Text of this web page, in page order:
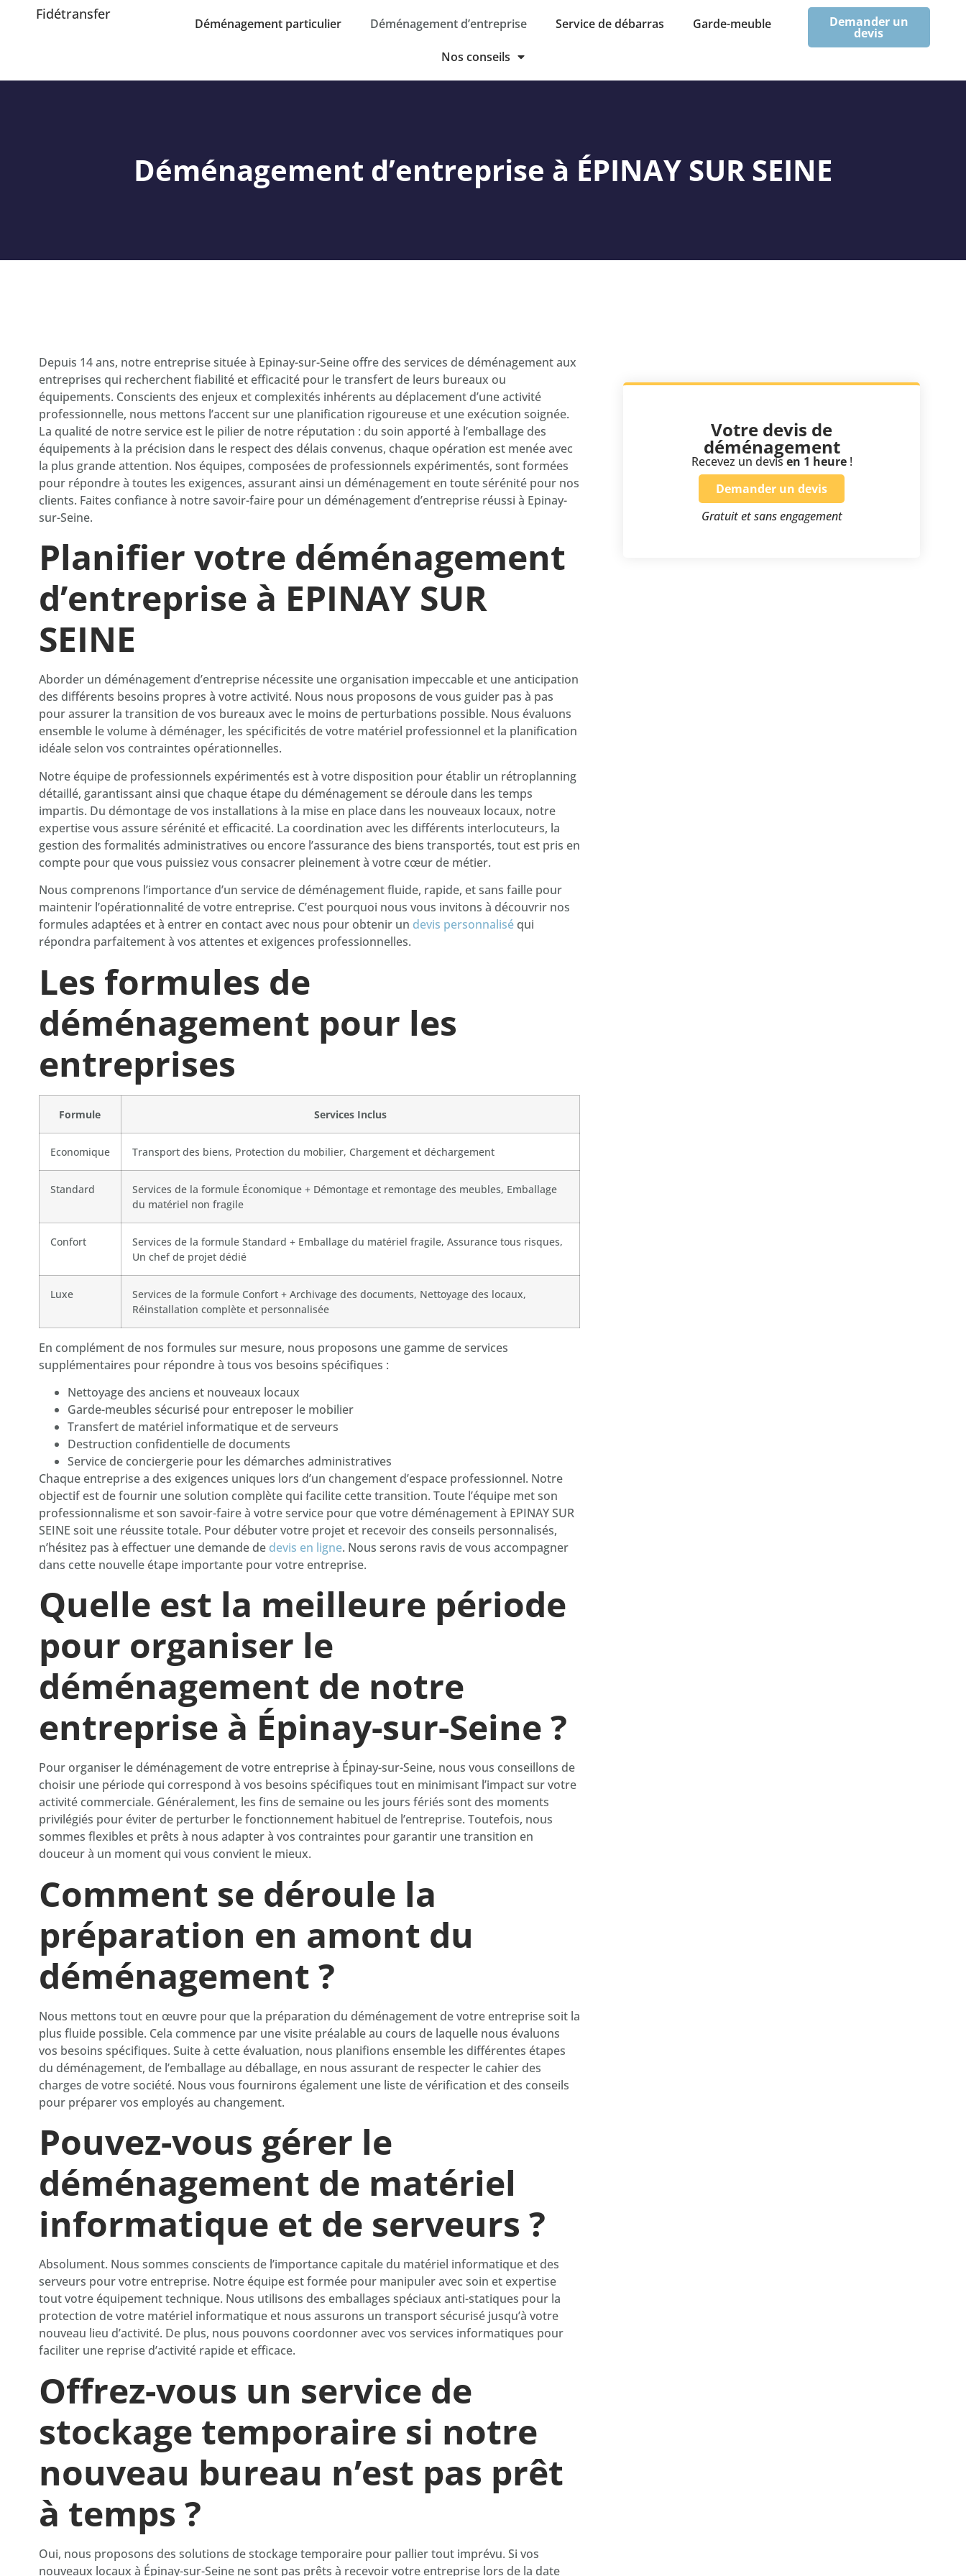
Fidétransfer
Déménagement particulier Déménagement d’entreprise Service de débarras Garde-meuble
Nos conseils
Demander un
devis
Déménagement d’entreprise à ÉPINAY SUR SEINE
Depuis 14 ans, notre entreprise située à Epinay-sur-Seine offre des services de déménagement aux
entreprises qui recherchent fiabilité et efficacité pour le transfert de leurs bureaux ou
équipements. Conscients des enjeux et complexités inhérents au déplacement d’une activité
professionnelle, nous mettons l’accent sur une planification rigoureuse et une exécution soignée.
La qualité de notre service est le pilier de notre réputation : du soin apporté à l’emballage des
équipements à la précision dans le respect des délais convenus, chaque opération est menée avec
la plus grande attention. Nos équipes, composées de professionnels expérimentés, sont formées
pour répondre à toutes les exigences, assurant ainsi un déménagement en toute sérénité pour nos
clients. Faites confiance à notre savoir-faire pour un déménagement d’entreprise réussi à Epinay-
sur-Seine.
Planifier votre déménagement
d’entreprise à EPINAY SUR
SEINE
Aborder un déménagement d’entreprise nécessite une organisation impeccable et une anticipation
des différents besoins propres à votre activité. Nous nous proposons de vous guider pas à pas
pour assurer la transition de vos bureaux avec le moins de perturbations possible. Nous évaluons
ensemble le volume à déménager, les spécificités de votre matériel professionnel et la planification
idéale selon vos contraintes opérationnelles.
Notre équipe de professionnels expérimentés est à votre disposition pour établir un rétroplanning
détaillé, garantissant ainsi que chaque étape du déménagement se déroule dans les temps
impartis. Du démontage de vos installations à la mise en place dans les nouveaux locaux, notre
expertise vous assure sérénité et efficacité. La coordination avec les différents interlocuteurs, la
gestion des formalités administratives ou encore l’assurance des biens transportés, tout est pris en
compte pour que vous puissiez vous consacrer pleinement à votre cœur de métier.
Nous comprenons l’importance d’un service de déménagement fluide, rapide, et sans faille pour
maintenir l’opérationnalité de votre entreprise. C’est pourquoi nous vous invitons à découvrir nos
formules adaptées et à entrer en contact avec nous pour obtenir un devis personnaliséqui
répondra parfaitement à vos attentes et exigences professionnelles.
Les formules de
déménagement pour les
entreprises
Formule Services Inclus
Economique Transport des biens, Protection du mobilier, Chargement et déchargement
Standard
Services de la formule Économique + Démontage et remontage des meubles, Emballage
du matériel non fragile
Confort
Services de la formule Standard + Emballage du matériel fragile, Assurance tous risques,
Un chef de projet dédié
Luxe
Services de la formule Confort + Archivage des documents, Nettoyage des locaux,
Réinstallation complète et personnalisée
En complément de nos formules sur mesure, nous proposons une gamme de services
supplémentaires pour répondre à tous vos besoins spécifiques :
Nettoyage des anciens et nouveaux locaux
Garde-meubles sécurisé pour entreposer le mobilier
Transfert de matériel informatique et de serveurs
Destruction confidentielle de documents
Service de conciergerie pour les démarches administratives
Chaque entreprise a des exigences uniques lors d’un changement d’espace professionnel. Notre
objectif est de fournir une solution complète qui facilite cette transition. Toute l’équipe met son
professionnalisme et son savoir-faire à votre service pour que votre déménagement à EPINAY SUR
SEINE soit une réussite totale. Pour débuter votre projet et recevoir des conseils personnalisés,
n’hésitez pas à effectuer une demande de devis en ligne. Nous serons ravis de vous accompagner
dans cette nouvelle étape importante pour votre entreprise.
Quelle est la meilleure période
pour organiser le
déménagement de notre
entreprise à Épinay-sur-Seine ?
Pour organiser le déménagement de votre entreprise à Épinay-sur-Seine, nous vous conseillons de
choisir une période qui correspond à vos besoins spécifiques tout en minimisant l’impact sur votre
activité commerciale. Généralement, les fins de semaine ou les jours fériés sont des moments
privilégiés pour éviter de perturber le fonctionnement habituel de l’entreprise. Toutefois, nous
sommes flexibles et prêts à nous adapter à vos contraintes pour garantir une transition en
douceur à un moment qui vous convient le mieux.
Comment se déroule la
préparation en amont du
déménagement ?
Nous mettons tout en œuvre pour que la préparation du déménagement de votre entreprise soit la
plus fluide possible. Cela commence par une visite préalable au cours de laquelle nous évaluons
vos besoins spécifiques. Suite à cette évaluation, nous planifions ensemble les différentes étapes
du déménagement, de l’emballage au déballage, en nous assurant de respecter le cahier des
charges de votre société. Nous vous fournirons également une liste de vérification et des conseils
pour préparer vos employés au changement.
Pouvez-vous gérer le
déménagement de matériel
informatique et de serveurs ?
Absolument. Nous sommes conscients de l’importance capitale du matériel informatique et des
serveurs pour votre entreprise. Notre équipe est formée pour manipuler avec soin et expertise
tout votre équipement technique. Nous utilisons des emballages spéciaux anti-statiques pour la
protection de votre matériel informatique et nous assurons un transport sécurisé jusqu’à votre
nouveau lieu d’activité. De plus, nous pouvons coordonner avec vos services informatiques pour
faciliter une reprise d’activité rapide et efficace.
Offrez-vous un service de
stockage temporaire si notre
nouveau bureau n’est pas prêt
à temps ?
Oui, nous proposons des solutions de stockage temporaire pour pallier tout imprévu. Si vos
nouveaux locaux à Épinay-sur-Seine ne sont pas prêts à recevoir votre entreprise lors de la date
Votre devis de
déménagement
Recevez un devisen 1 heure !
Demander un devis
Gratuit et sans engagement